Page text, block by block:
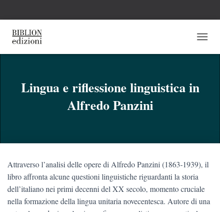
A
G
E
Lingua e riflessione linguistica in
Alfredo Panzini
Attraverso l’analisi delle opere di Alfredo Panzini (1863-1939), il
libro affronta alcune questioni linguistiche riguardanti la storia
dell’italiano nei primi decenni del XX secolo, momento cruciale
nella formazione della lingua unitaria novecentesca. Autore di una